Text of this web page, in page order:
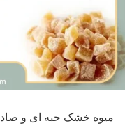
میوه خشک حبه ای و